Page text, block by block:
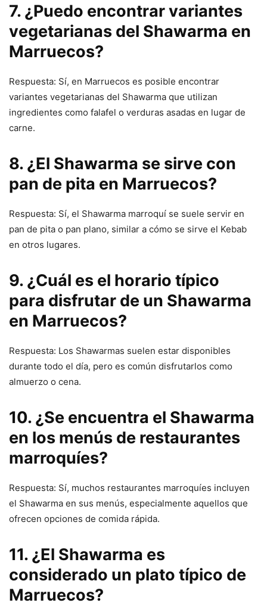
7. ¿Puedo encontrar variantes
vegetarianas del Shawarma en
Marruecos?
Respuesta: Sí, en Marruecos es posible encontrar
variantes vegetarianas del Shawarma que utilizan
ingredientes como falafel o verduras asadas en lugar de
carne.
8. ¿El Shawarma se sirve con
pan de pita en Marruecos?
Respuesta: Sí, el Shawarma marroquí se suele servir en
pan de pita o pan plano, similar a cómo se sirve el Kebab
en otros lugares.
9. ¿Cuál es el horario típico
para disfrutar de un Shawarma
en Marruecos?
Respuesta: Los Shawarmas suelen estar disponibles
durante todo el día, pero es común disfrutarlos como
almuerzo o cena.
10. ¿Se encuentra el Shawarma
en los menús de restaurantes
marroquíes?
Respuesta: Sí, muchos restaurantes marroquíes incluyen
el Shawarma en sus menús, especialmente aquellos que
ofrecen opciones de comida rápida.
11. ¿El Shawarma es
considerado un plato típico de
Marruecos?